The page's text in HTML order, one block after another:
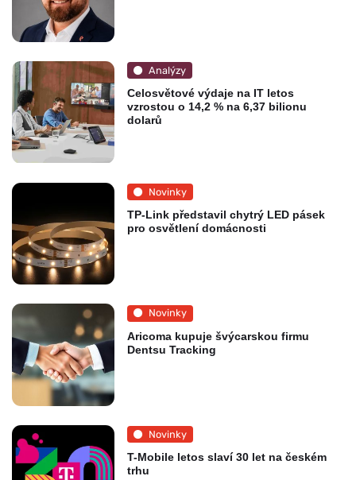
Analýzy
Celosvětové výdaje na IT letos
vzrostou o 14,2 % na 6,37 bilionu
dolarů
Novinky
TP-Link představil chytrý LED pásek
pro osvětlení domácnosti
Novinky
Aricoma kupuje švýcarskou firmu
Dentsu Tracking
Novinky
T-Mobile letos slaví 30 let na českém
trhu